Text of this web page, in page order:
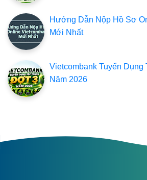
Hướng Dẫn Nộp Hồ Sơ
Mới Nhất
Vietcombank Tuyển
Năm 2026